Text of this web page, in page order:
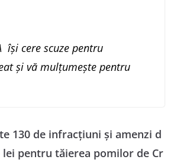
își cere scuze pentru
și vă mulțumește pentru
130 de infracţiuni şi amenzi d
lei pentru tăierea pomilor de Cr